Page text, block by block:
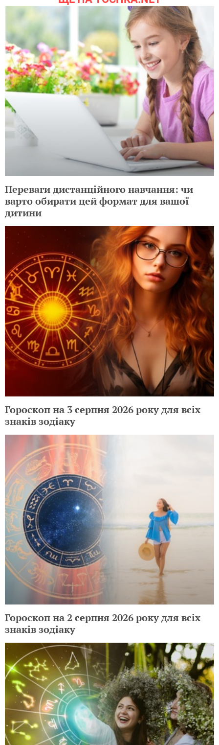
Переваги дистанційного навчання: чи
варто обирати цей формат для вашої
дитини
Гороскоп на 3 серпня 2026 року для всіх
знаків зодіаку
Гороскоп на 2 серпня 2026 року для всіх
знаків зодіаку